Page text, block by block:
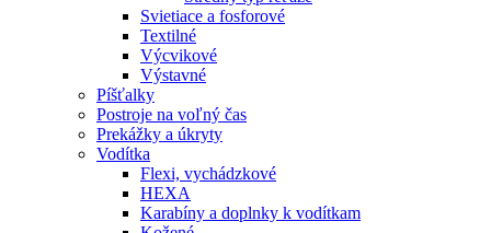
Svietiace a fosforové
Textilné
Výcvikové
Výstavné
Píšťalky
Postroje na voľný čas
Prekážky a úkryty
Vodítka
Flexi, vychádzkové
HEXA
Karabíny a doplnky k vodítkam